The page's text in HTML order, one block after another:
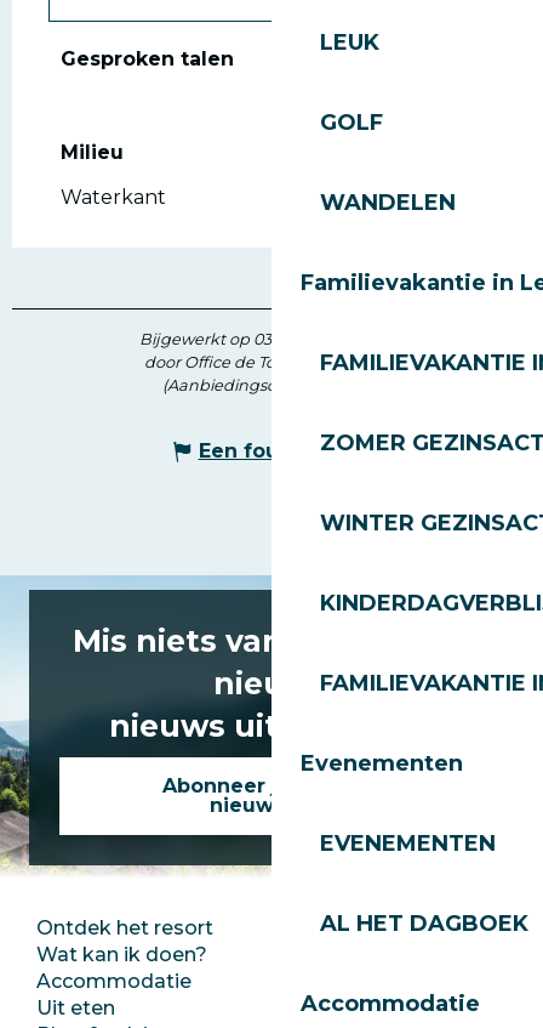
LEUK
GOLF
WANDELEN
Familievakantie in
FAMILIEVAKANTIE
ZOMER
WINTER
FAMILIEVAKANTIE
Evenementen
EVENEMENTEN
AL HET DAGBOEK
Accommodatie
Gesproken talen
Gesproken talen
Milieu
Milieu
Waterkant
Bijgewerkt op 03 juni 2026 in 17:05
door Office de Tourisme des Gets
(Aanbiedingscode :
Een fout melden
Mis niets van het laatste
nieuws
nieuws uit Les Gets!
Abonneer je op onze
nieuwsbrief
Ontdek het resort
Wat kan ik doen?
Accommodatie
Uit eten
Perszaal
Jobs